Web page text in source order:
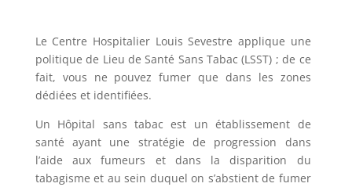
Le Centre Hospitalier Louis Sevestre applique une
politique de Lieu de Santé Sans Tabac (LSST) ; de ce
fait, vous ne pouvez fumer que dans les zones
dédiées et identifiées.
Un Hôpital sans tabac est un établissement de
santé ayant une stratégie de progression dans
l’aide aux fumeurs et dans la disparition du
tabagisme et au sein duquel on s’abstient de fumer